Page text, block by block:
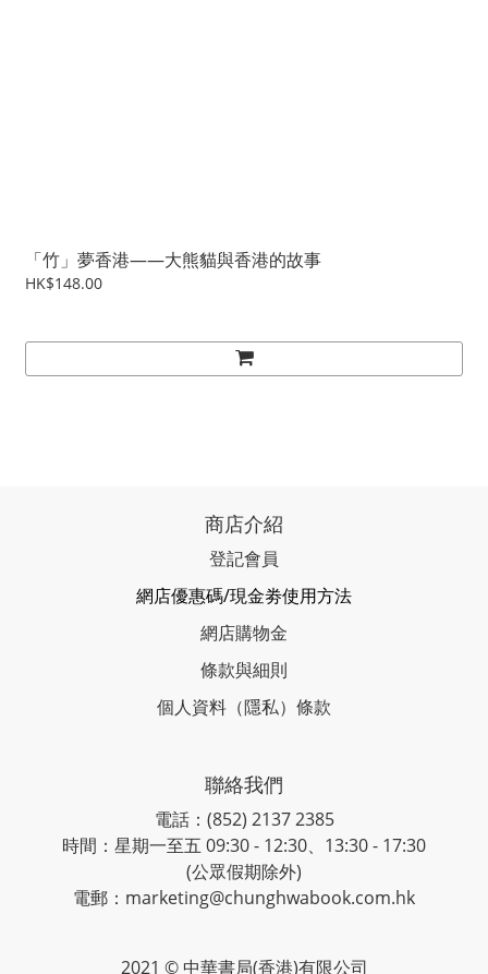
「竹」夢香港——大熊貓與香港的故事
HK$148.00
商店介紹
登記會員
網店優惠碼/現金劵使用方法
網店購物金
條款與細則
個人資料（隱私）條款
聯絡我們
電話：(852) 2137 2385
時間：星期一至五 09:30 - 12:30、13:30 - 17:30
(公眾假期除外)
電郵：marketing@chunghwabook.com.hk
2021 © 中華書局(香港)有限公司